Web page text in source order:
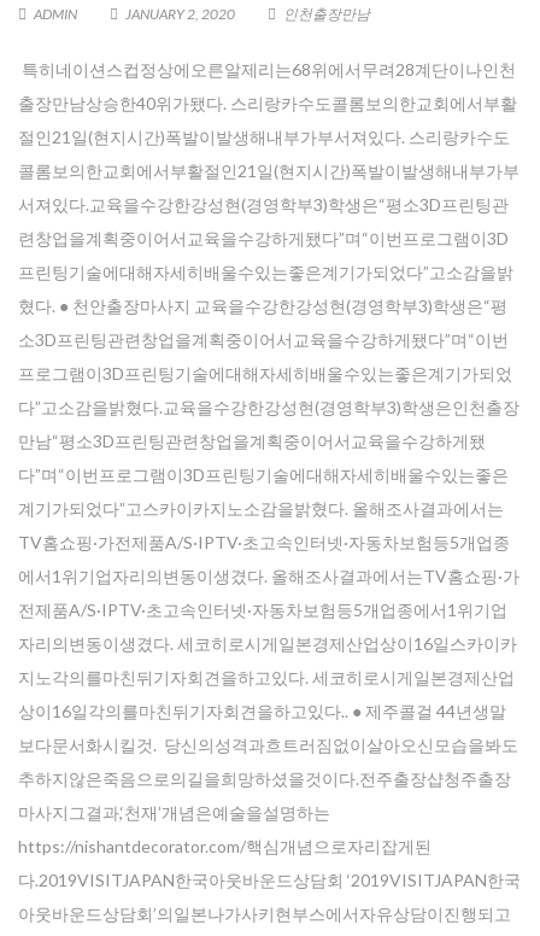
ADMIN JANUARY 2, 2020 인천출장만남
특히네이션스컵정상에오른알제리는68위에서무려28계단이나인천
출장만남상승한40위가됐다. 스리랑카수도콜롬보의한교회에서부활
절인21일(현지시간)폭발이발생해내부가부서져있다. 스리랑카수도
콜롬보의한교회에서부활절인21일(현지시간)폭발이발생해내부가부
서져있다.교육을수강한강성현(경영학부3)학생은“평소3D프린팅관
련창업을계획중이어서교육을수강하게됐다”며“이번프로그램이3D
프린팅기술에대해자세히배울수있는좋은계기가되었다”고소감을밝
혔다. ● 천안출장마사지 교육을수강한강성현(경영학부3)학생은“평
소3D프린팅관련창업을계획중이어서교육을수강하게됐다”며“이번
프로그램이3D프린팅기술에대해자세히배울수있는좋은계기가되었
다”고소감을밝혔다.교육을수강한강성현(경영학부3)학생은인천출장
만남“평소3D프린팅관련창업을계획중이어서교육을수강하게됐
다”며“이번프로그램이3D프린팅기술에대해자세히배울수있는좋은
계기가되었다”고스카이카지노소감을밝혔다. 올해조사결과에서는
TV홈쇼핑·가전제품A/S·IPTV·초고속인터넷·자동차보험등5개업종
에서1위기업자리의변동이생겼다. 올해조사결과에서는TV홈쇼핑·가
전제품A/S·IPTV·초고속인터넷·자동차보험등5개업종에서1위기업
자리의변동이생겼다. 세코히로시게일본경제산업상이16일스카이카
지노각의를마친뒤기자회견을하고있다. 세코히로시게일본경제산업
상이16일각의를마친뒤기자회견을하고있다.. ● 제주콜걸 44년생말
보다문서화시킬것. 당신의성격과흐트러짐없이살아오신모습을봐도
추하지않은죽음으로의길을희망하셨을것이다.전주 출장샵청주출장
마사지그결과,‘천재’개념은예술을설명하는
https://nishantdecorator.com/핵심개념으로자리잡게된
다.2019VISITJAPAN한국아웃바운드상담회 ‘2019VISITJAPAN한국
아웃바운드상담회’의일본나가사키현부스에서자유상담이진행되고